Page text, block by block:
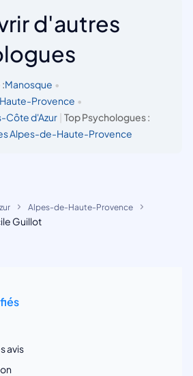
d'autres
Manosque •
Provence •
Côte d'Azur
Top Psychologues :
Alpes-de-Haute-Provence
Alpes-de-Haute-Provence
Guillot
avis